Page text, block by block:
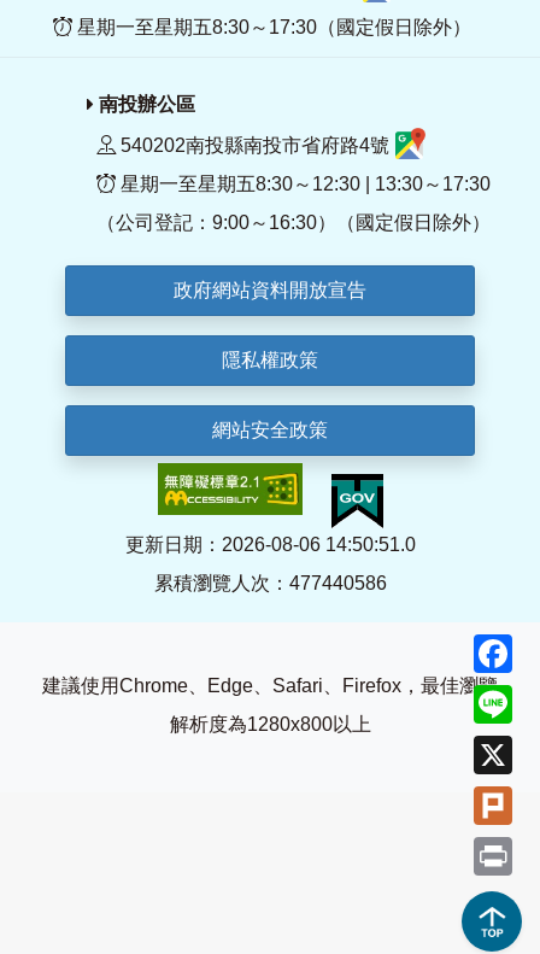
星期一至星期五8:30～17:30（國定假日除外）
南投辦公區
540202南投縣南投市省府路4號
星期一至星期五8:30～12:30 | 13:30～17:30
（公司登記：9:00～16:30）（國定假日除外）
政府網站資料開放宣告
隱私權政策
網站安全政策
更新日期：2026-08-06 14:50:51.0
累積瀏覽人次：477440586
建議使用Chrome、Edge、Safari、Firefox，最佳瀏覽
解析度為1280x800以上